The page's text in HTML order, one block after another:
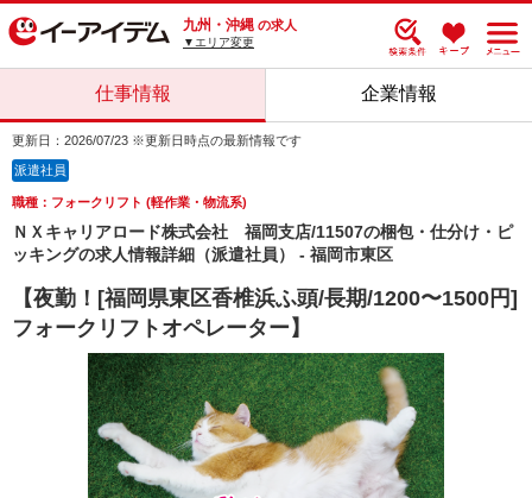
九州・沖縄 の求人
▼エリア変更
仕事情報 企業情報
更新日：2026/07/23 ※更新日時点の最新情報です
派遣社員
職種：フォークリフト (軽作業・物流系)
ＮＸキャリアロード株式会社 福岡支店/11507の梱包・仕分け・ピ
ッキングの求人情報詳細（派遣社員） - 福岡市東区
【夜勤！[福岡県東区香椎浜ふ頭/長期/1200〜1500円]
フォークリフトオペレーター】